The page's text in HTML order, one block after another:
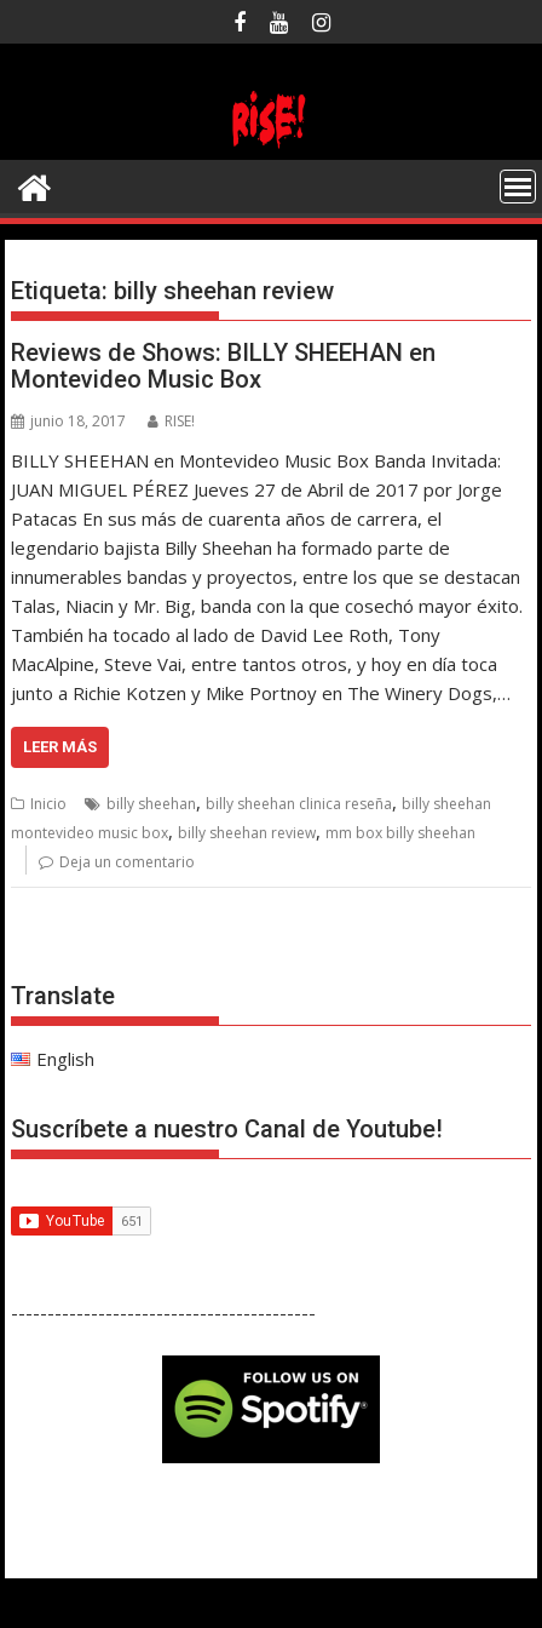
al
Etiqueta: billy sheehan review
Reviews de Shows: BILLY SHEEHAN en
Montevideo Music Box
junio 18, 2017 RISE!
BILLY SHEEHAN en Montevideo Music Box Banda Invitada:
JUAN MIGUEL PÉREZ Jueves 27 de Abril de 2017 por Jorge
Patacas En sus más de cuarenta años de carrera, el
legendario bajista Billy Sheehan ha formado parte de
innumerables bandas y proyectos, entre los que se destacan
Talas, Niacin y Mr. Big, banda con la que cosechó mayor éxito.
También ha tocado al lado de David Lee Roth, Tony
MacAlpine, Steve Vai, entre tantos otros, y hoy en día toca
junto a Richie Kotzen y Mike Portnoy en The Winery Dogs,…
LEER MÁS
Inicio billy sheehan, billy sheehan clinica reseña, billy sheehan
montevideo music box, billy sheehan review, mm box billy sheehan
Deja un comentario
Translate
English
Suscríbete a nuestro Canal de Youtube!
------------------------------------------